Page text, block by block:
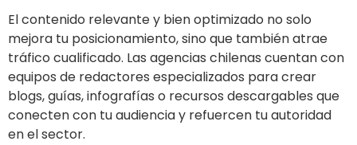
El contenido relevante y bien optimizado no solo
mejora tu posicionamiento, sino que también atrae
tráfico cualificado. Las agencias chilenas cuentan con
equipos de redactores especializados para crear
blogs, guías, infografías o recursos descargables que
conecten con tu audiencia y refuercen tu autoridad
en el sector.